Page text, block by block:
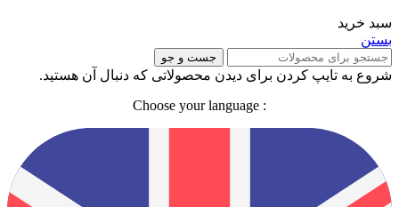
سبد خرید
بستن
جست و جو
شروع به تایپ کردن برای دیدن محصولاتی که دنبال آن هستید.
: Choose your language